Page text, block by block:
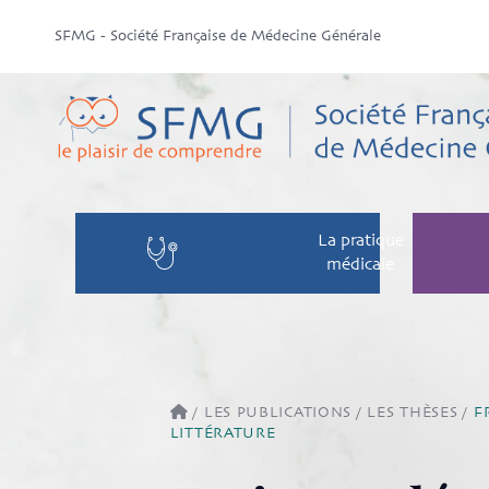
SFMG - Société Française de Médecine Générale
La pratique
médicale
/ LES PUBLICATIONS / LES THÈSES /
LITTÉRATURE